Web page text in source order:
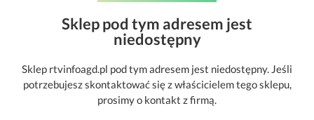
Sklep pod tym adresem jest
niedostępny
Sklep rtvinfoagd.pl pod tym adresem jest niedostępny. Jeśli
potrzebujesz skontaktować się z właścicielem tego sklepu,
prosimy o kontakt z firmą.